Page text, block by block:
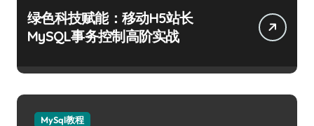
绿色科技赋能：移动H5站长
MySQL事务控制高阶实战
MySql教程